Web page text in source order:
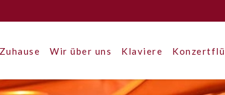
Zuhause Wir über uns Klaviere